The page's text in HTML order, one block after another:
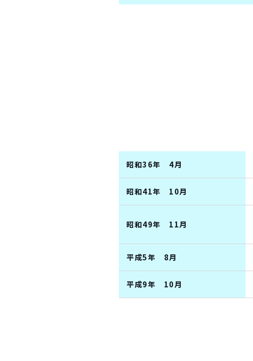
昭和36年 4月
昭和41年 10月
昭和49年 11月
平成5年 8月
平成9年 10月